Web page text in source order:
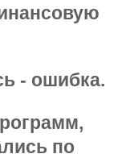
- ошибка.
по